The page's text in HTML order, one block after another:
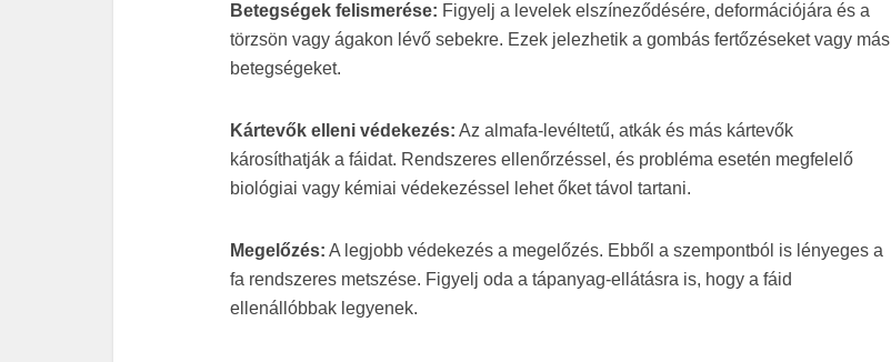
Betegségek felismerése: Figyelj a levelek elszíneződésére, deformációjára és a
törzsön vagy ágakon lévő sebekre. Ezek jelezhetik a gombás fertőzéseket vagy más
betegségeket.
Kártevők elleni védekezés: Az almafa-levéltetű, atkák és más kártevők
károsíthatják a fáidat. Rendszeres ellenőrzéssel, és probléma esetén megfelelő
biológiai vagy kémiai védekezéssel lehet őket távol tartani.
Megelőzés: A legjobb védekezés a megelőzés. Ebből a szempontból is lényeges a
fa rendszeres metszése. Figyelj oda a tápanyag-ellátásra is, hogy a fáid
ellenállóbbak legyenek.